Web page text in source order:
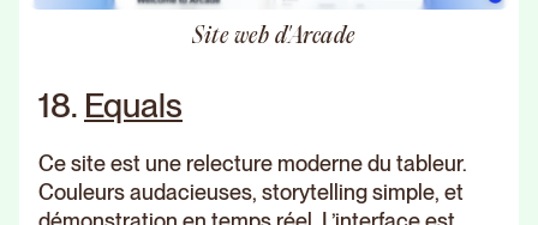
Site web d'Arcade
18. Equals
Ce site est une relecture moderne du tableur.
Couleurs audacieuses, storytelling simple, et